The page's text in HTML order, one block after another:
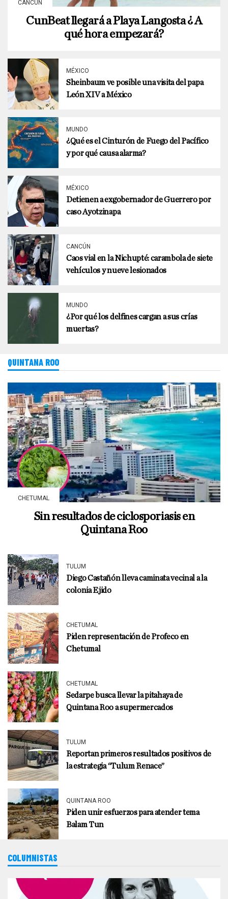
CANCÚN
CunBeat llegará a Playa Langosta ¿ A
qué hora empezará?
MÉXICO
Sheinbaum ve posible una visita del papa
León XIV a México
MUNDO
¿Qué es el Cinturón de Fuego del Pacífico
y por qué causa alarma?
MÉXICO
Detienen a exgobernador de Guerrero por
caso Ayotzinapa
CANCÚN
Caos vial en la Nichupté: carambola de siete
vehículos y nueve lesionados
MUNDO
¿Por qué los delfines cargan a sus crías
muertas?
QUINTANA ROO
CHETUMAL
Sin resultados de ciclosporiasis en
Quintana Roo
TULUM
Diego Castañón lleva caminata vecinal a la
colonia Ejido
CHETUMAL
Piden representación de Profeco en
Chetumal
CHETUMAL
Sedarpe busca llevar la pitahaya de
Quintana Roo a supermercados
TULUM
Reportan primeros resultados positivos de
la estrategia “Tulum Renace”
QUINTANA ROO
Piden unir esfuerzos para atender tema
Balam Tun
COLUMNISTAS